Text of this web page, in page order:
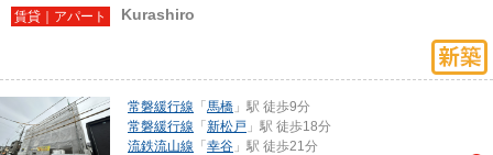
賃貸｜アパート Kurashiro
常磐緩行線 「 馬橋 」駅 徒歩9分
常磐緩行線 「 新松戸 」駅 徒歩18分
流鉄流山線 「 幸谷 」駅 徒歩21分